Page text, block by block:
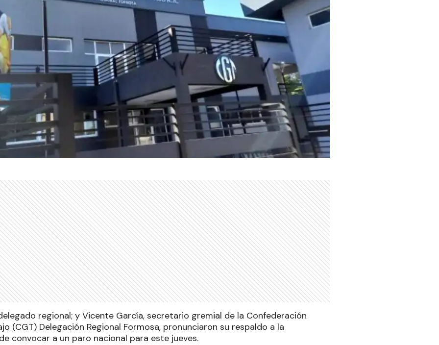
regional; y Vicente García, secretario gremial de la Confederación
(CGT) Delegación Regional Formosa, pronunciaron su respaldo a la
convocar a un paro nacional para este jueves.